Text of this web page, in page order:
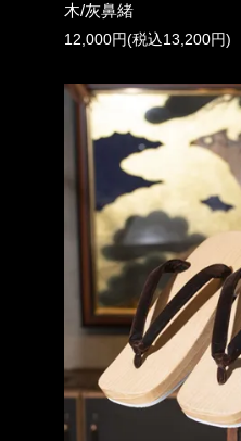
木/灰鼻緒
12,000円(税込13,200円)